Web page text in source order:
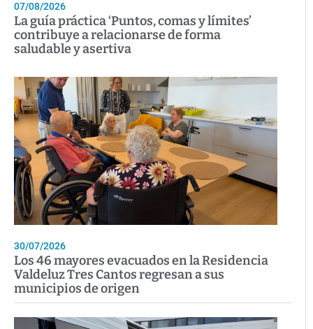
07/08/2026
La guía práctica ‘Puntos, comas y límites’
contribuye a relacionarse de forma
saludable y asertiva
30/07/2026
Los 46 mayores evacuados en la Residencia
Valdeluz Tres Cantos regresan a sus
municipios de origen